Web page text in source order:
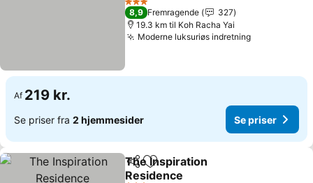
3 Stjerner
8,9 Fremragende
327
19.3 km til Koh Racha Yai
Moderne luksuriøs indretning
Af 219 kr.
Se priser fra 2 hjemmesider Se priser
Del Føj til favoritter
The Inspiration
Residence